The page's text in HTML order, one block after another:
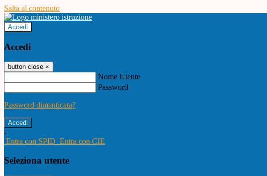
Salta al contenuto
Accedi
Accedi
button close ×
Nome Utente
Password
Password dimenticata?
-
Entra con SPID Entra con CIE
Seleziona utente